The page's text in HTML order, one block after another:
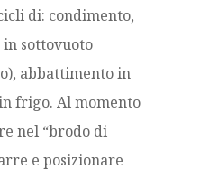
di: condimento,
sottovuoto
abbattimento in
frigo. Al momento
nel “brodo di
e posizionare